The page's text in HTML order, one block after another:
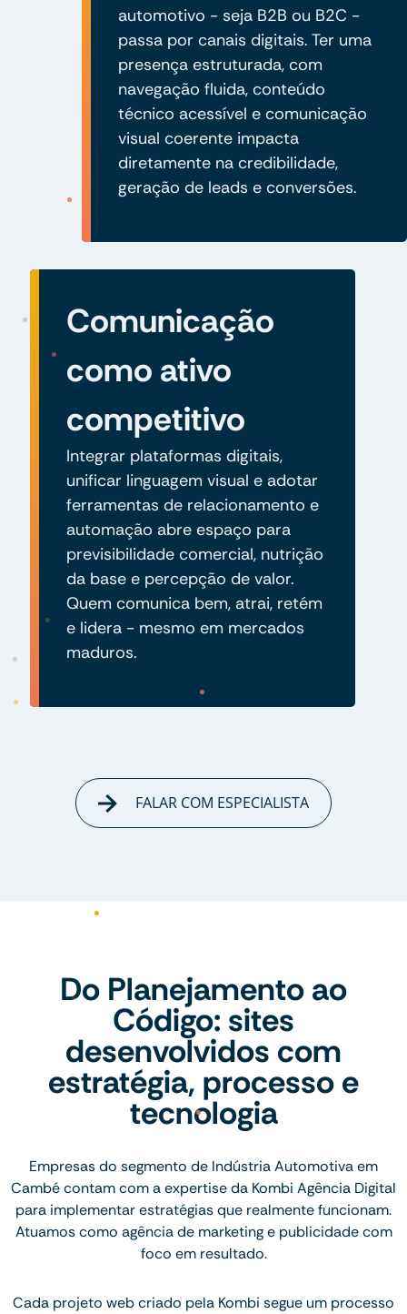
automotivo - seja B2B ou B2C -
passa por canais digitais. Ter uma
presença estruturada, com
navegação fluida, conteúdo
técnico acessível e comunicação
visual coerente impacta
diretamente na credibilidade,
geração de leads e conversões.
Comunicação
como ativo
competitivo
Integrar plataformas digitais,
unificar linguagem visual e adotar
ferramentas de relacionamento e
automação abre espaço para
previsibilidade comercial, nutrição
da base e percepção de valor.
Quem comunica bem, atrai, retém
e lidera - mesmo em mercados
maduros.
FALAR COM ESPECIALISTA
Do Planejamento ao
Código: sites
desenvolvidos com
estratégia, processo e
tecnologia
Empresas do segmento de Indústria Automotiva em
Cambé contam com a expertise da Kombi Agência Digital
para implementar estratégias que realmente funcionam.
Atuamos como agência de marketing e publicidade com
foco em resultado.
Cada projeto web criado pela Kombi segue um processo